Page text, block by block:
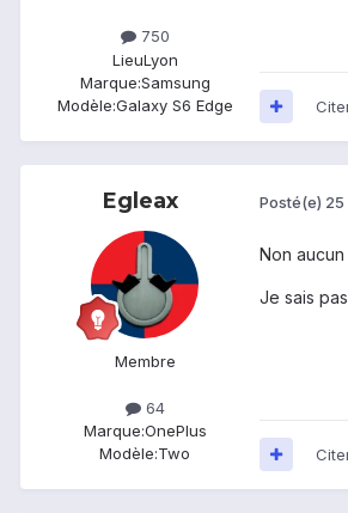
750
LieuLyon
Marque:Samsung
Modèle:Galaxy S6 Edge
Egleax
Membre
64
Marque:OnePlus
Modèle:Two
Posté(e)
Non
Je sais